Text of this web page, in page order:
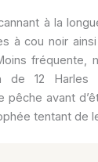
à la
à cou noir
fréquente,
de 12 Harles
pêche avant
tentant de